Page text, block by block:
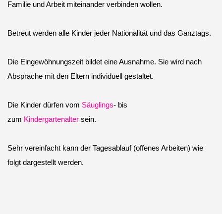
Familie und Arbeit miteinander verbinden wollen.
Betreut werden alle Kinder jeder Nationalität und das Ganztags.
Die Eingewöhnungszeit bildet eine Ausnahme. Sie wird nach
Absprache mit den Eltern individuell gestaltet.
Die Kinder dürfen vom Säuglings- bis
zum Kindergartenalter sein.
Sehr vereinfacht kann der Tagesablauf (offenes Arbeiten) wie
folgt dargestellt werden.